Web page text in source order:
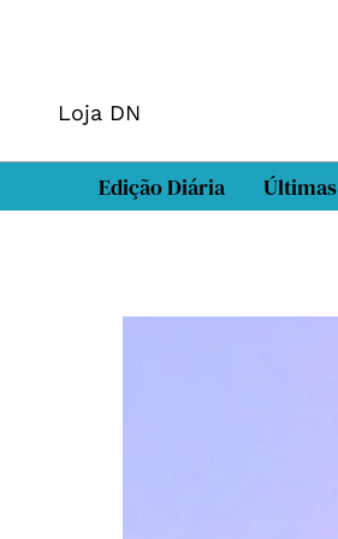
Loja DN
Edição Diária Últimas